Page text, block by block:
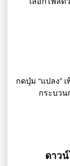
กดปุ่ม “แปลง”
กระบวน
ดาว